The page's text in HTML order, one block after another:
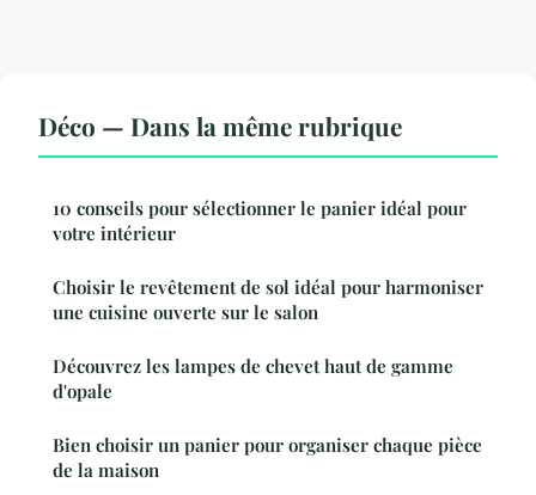
Déco — Dans la même rubrique
10 conseils pour sélectionner le panier idéal pour
votre intérieur
Choisir le revêtement de sol idéal pour harmoniser
une cuisine ouverte sur le salon
Découvrez les lampes de chevet haut de gamme
d'opale
Bien choisir un panier pour organiser chaque pièce
de la maison